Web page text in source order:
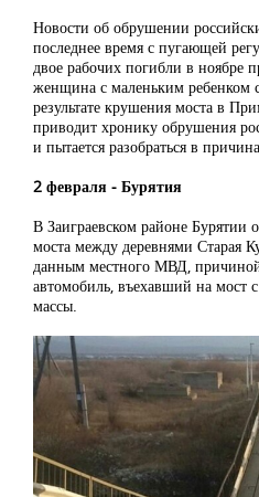
Новости об обрушении
последнее время с пугающей
двое рабочих погибли в
женщина с маленьким ребенком
результате крушения моста в
приводит хронику обрушения
и пытается разобраться в
2 февраля ‒ Бурятия
В Заиграевском районе Бурятии
моста между деревнями Старая
данным местного МВД,
автомобиль, въехавший на мост
массы.